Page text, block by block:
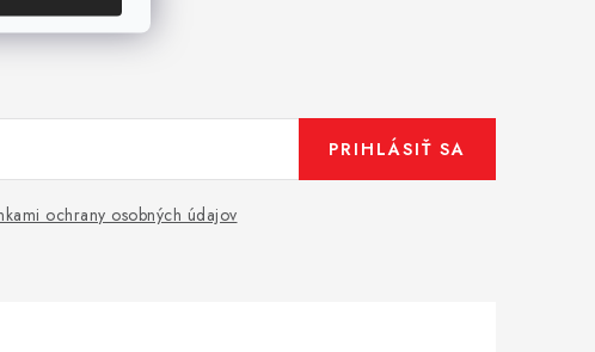
ochrany osobných údajov
PRIHLÁSIŤ SA